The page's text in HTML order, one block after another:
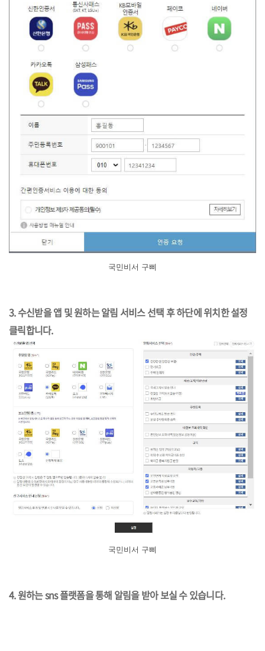
국민비서 구삐
3.수신받을 앱 및 원하는 알림 서비스 선택 후 하단에 위치한 설정
클릭합니다.
국민비서 구삐
4. 원하는 sns 플랫폼을 통해 알림을 받아 보실 수 있습니다.